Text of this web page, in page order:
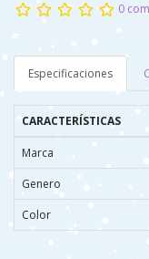
0
Especificaciones
CARACTERÍSTICAS
Marca
Genero
Color